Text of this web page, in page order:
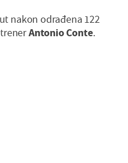
nakon odrađena 122
Antonio Conte.